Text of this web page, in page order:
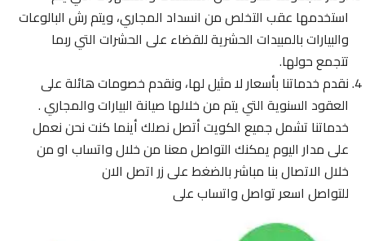
استخدمها عقب التخلص من انسداد المجاري، ويتم رش البالوعات
والبيارات بالمبيدات الحشرية للقضاء على الحشرات التي ربما
تتجمع حولها.
نقدم خدماتنا بأسعار لا مثيل لها، ونقدم خصومات هائلة على
العقود السنوية التي يتم من خلالها صيانة البيارات والمجاري .
خدماتنا تشمل جميع الكويت أتصل نصلك أينما كنت نحن نعمل
على مدار اليوم يمكنك التواصل معنا من خلال واتساب او من
خلال الاتصال بنا مباشر بالضغط على زر اتصل الان
للتواصل اسعر تواصل واتساب على